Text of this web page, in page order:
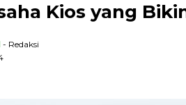
Kios yang
- Redaksi